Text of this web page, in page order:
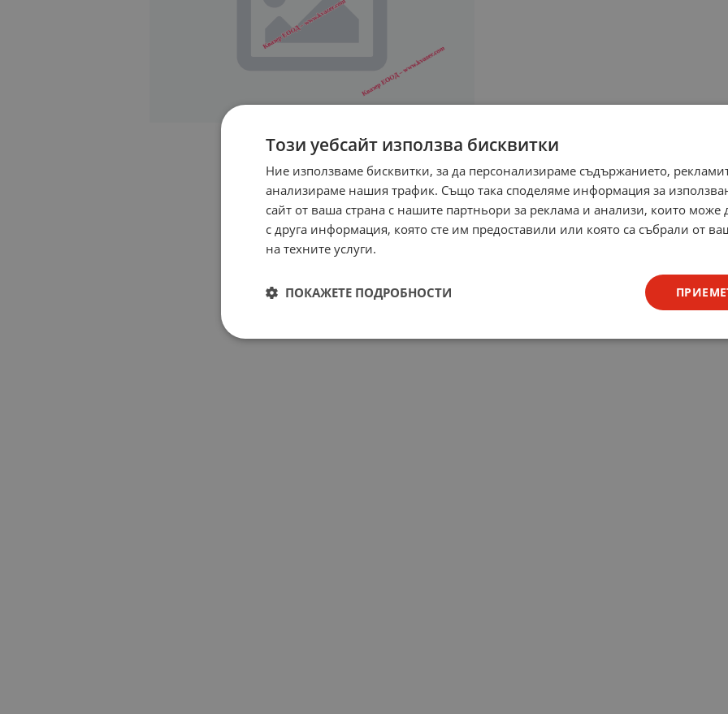
Този уебсайт използва бисквитки
Ние използваме бисквитки, за да персонализираме съдържанието,
анализираме нашия трафик. Също така споделяме информация за
сайт от ваша страна с нашите партньори за реклама и анализи, които може
с друга информация, която сте им предоставили или която са събрали от
на техните услуги.
ПОКАЖЕТЕ ПОДРОБНОСТИ